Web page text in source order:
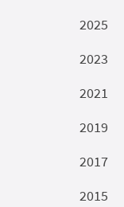
2025
2023
2021
2019
2017
2015